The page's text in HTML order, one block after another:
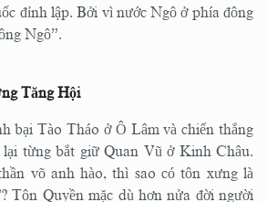
đỉnh lập. Bởi vì nước Ngô ở phía đông
Ngô”.
Tăng Hội
bại Tào Tháo ở Ô Lâm và chiến thắng
từng bắt giữ Quan Vũ ở Kinh Châu.
võ anh hào, thì sao có tôn xưng là
Tôn Quyền mặc dù hơn nửa đời người